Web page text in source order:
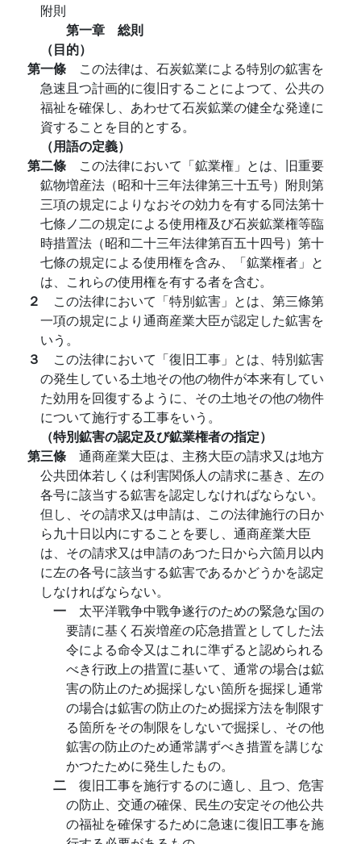
附則
第一章 総則
（目的）
第一條 この法律は、石炭鉱業による特別の鉱害を
急速且つ計画的に復旧することによつて、公共の
福祉を確保し、あわせて石炭鉱業の健全な発達に
資することを目的とする。
（用語の定義）
第二條 この法律において「鉱業権」とは、旧重要
鉱物増産法（昭和十三年法律第三十五号）附則第
三項の規定によりなおその効力を有する同法第十
七條ノ二の規定による使用権及び石炭鉱業権等臨
時措置法（昭和二十三年法律第百五十四号）第十
七條の規定による使用権を含み、「鉱業権者」と
は、これらの使用権を有する者を含む。
２ この法律において「特別鉱害」とは、第三條第
一項の規定により通商産業大臣が認定した鉱害を
いう。
３ この法律において「復旧工事」とは、特別鉱害
の発生している土地その他の物件が本来有してい
た効用を回復するように、その土地その他の物件
について施行する工事をいう。
（特別鉱害の認定及び鉱業権者の指定）
第三條 通商産業大臣は、主務大臣の請求又は地方
公共団体若しくは利害関係人の請求に基き、左の
各号に該当する鉱害を認定しなければならない。
但し、その請求又は申請は、この法律施行の日か
ら九十日以内にすることを要し、通商産業大臣
は、その請求又は申請のあつた日から六箇月以内
に左の各号に該当する鉱害であるかどうかを認定
しなければならない。
一 太平洋戰争中戰争遂行のための緊急な国の
要請に基く石炭増産の応急措置としてした法
令による命令又はこれに準ずると認められる
べき行政上の措置に基いて、通常の場合は鉱
害の防止のため掘採しない箇所を掘採し通常
の場合は鉱害の防止のため掘採方法を制限す
る箇所をその制限をしないで掘採し、その他
鉱害の防止のため通常講ずべき措置を講じな
かつたために発生したもの。
二 復旧工事を施行するのに適し、且つ、危害
の防止、交通の確保、民生の安定その他公共
の福祉を確保するために急速に復旧工事を施